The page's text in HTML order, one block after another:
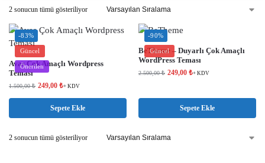
2 sonucun tümü gösteriliyor
-83%
Güncel
Önerilen
Avas Çok Amaçlı Wordpress
Teması
1.500,00₺ 249,00 ₺+ KDV
Sepete Ekle
-90%
Güncel
BeTheme – Duyarlı Çok Amaçlı
WordPress Teması
2.500,00₺ 249,00 ₺+ KDV
Sepete Ekle
2 sonucun tümü gösteriliyor